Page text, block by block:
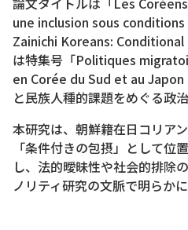
une inclusion sous
Zainichi Koreans: Conditional
は特集号「Politiques
en Corée du Sud et au Japon
と民族人種的課題をめぐる政
本研究は、朝鮮籍在日コリア
「条件付きの包摂」として位
し、法的曖昧性や社会的排除
ノリティ研究の文脈で明らかに